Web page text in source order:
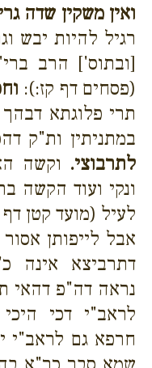
ואין משקין שדה
רגיל להיות יבש
[ובתוס'] הרב
(פסחים דף קז:):
תרי פלוגתא דבהך
במתניתין ות"ק
לתרבוצי. וקשה
ונקי ועוד הקשה
לעיל (מועד קטן
אבל לייפותן
דתרביצא אינה
נראה דה"פ דהאי
לראב"י דכי
חרפא גם לראב"י